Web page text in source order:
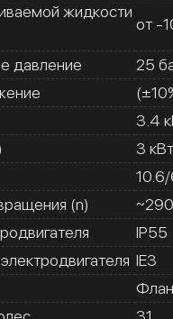
жидкости
от -
давление
25
3.4
3 кВт
10.6/
(n)
IP55
IE3